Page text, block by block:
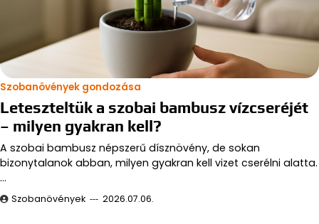
Szobanövények gondozása
Leteszteltük a szobai bambusz vízcseréjét
– milyen gyakran kell?
A szobai bambusz népszerű dísznövény, de sokan
bizonytalanok abban, milyen gyakran kell vizet cserélni alatta.
…
Szobanövények 2026.07.06.